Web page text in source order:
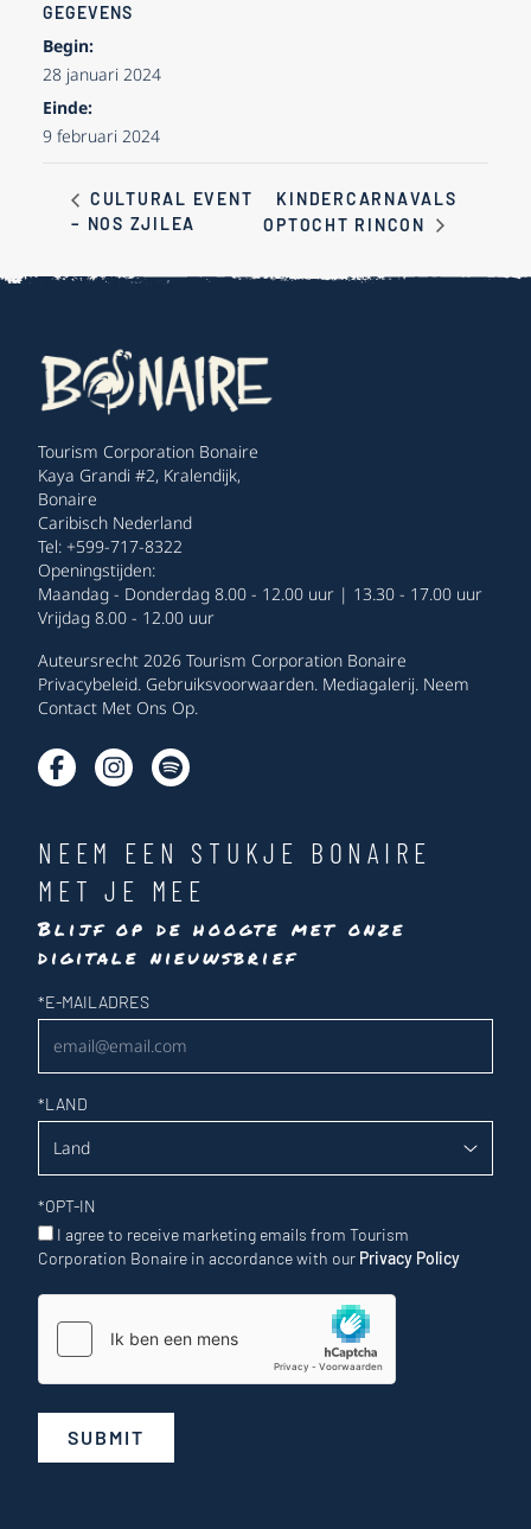
GEGEVENS
Begin:
28 januari 2024
Einde:
9 februari 2024
CULTURAL EVENT
– NOS ZJILEA
KINDERCARNAVALS
OPTOCHT RINCON
Tourism Corporation Bonaire
Kaya Grandi #2, Kralendijk,
Bonaire
Caribisch Nederland
Tel: +599-717-8322
Openingstijden:
Maandag - Donderdag 8.00 - 12.00 uur | 13.30 - 17.00 uur
Vrijdag 8.00 - 12.00 uur
Auteursrecht 2026 Tourism Corporation Bonaire
Privacybeleid. Gebruiksvoorwaarden. Mediagalerij. Neem
Contact Met Ons Op.
NEEM EEN STUKJE BONAIRE
MET JE MEE
Blijf op de hoogte met onze
digitale nieuwsbrief
Nieuwsbrief
*E-MAILADRES
*LAND
*OPT-IN
I agree to receive marketing emails from Tourism
Corporation Bonaire in accordance with our Privacy Policy
SUBMIT